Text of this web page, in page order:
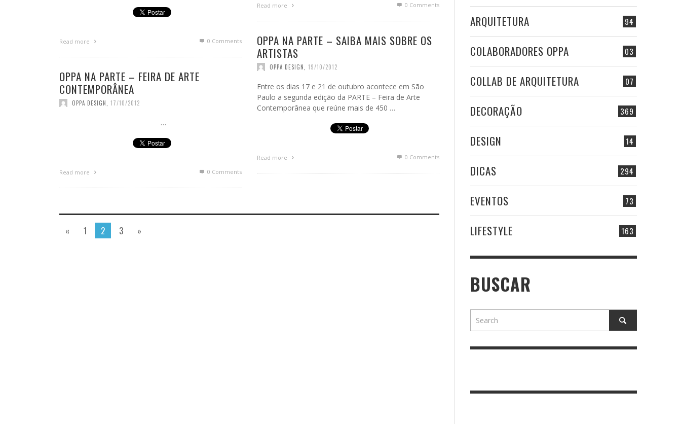
Read more 0 Comments
Read more 0 Comments
OPPA NA PARTE – SAIBA MAIS SOBRE OS
ARTISTAS
OPPA DESIGN 19/10/2012
Entre os dias 17 e 21 de outubro acontece em São
Paulo a segunda edição da PARTE – Feira de Arte
Contemporânea que reúne mais de 450 …
Read more 0 Comments
OPPA NA PARTE – FEIRA DE ARTE
CONTEMPORÂNEA
OPPA DESIGN 17/10/2012
…
Read more 0 Comments
« 1 2 3 »
94
ARQUITETURA
03
COLABORADORES OPPA
07
COLLAB DE ARQUITETURA
369
DECORAÇÃO
14
DESIGN
294
DICAS
73
EVENTOS
163
LIFESTYLE
BUSCAR